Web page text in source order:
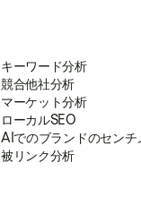
キーワード分析
競合他社分析
マーケット分析
ローカルSEO
AIでのブランドのセンチ
被リンク分析